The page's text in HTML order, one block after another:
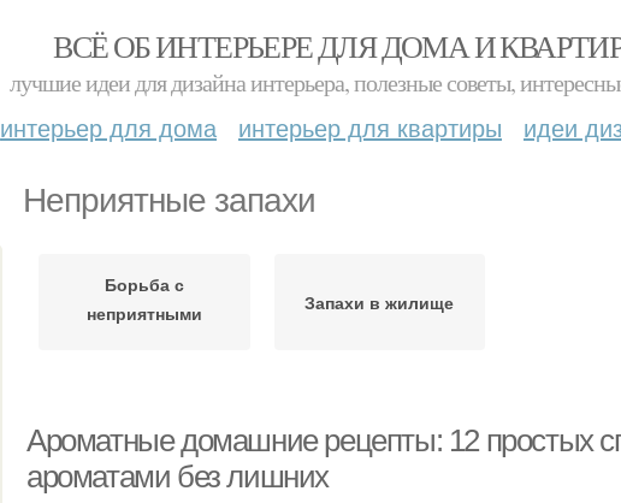
ВСЁ ОБ ИНТЕРЬЕРЕ ДЛЯ ДОМА И
лучшие идеи для дизайна интерьера, полезные советы,
интерьер для дома интерьер для квартиры идеи
Неприятные запахи
Борьба с
неприятными
Запахи в жилище
Ароматные домашние рецепты: 12 простых
ароматами без лишних